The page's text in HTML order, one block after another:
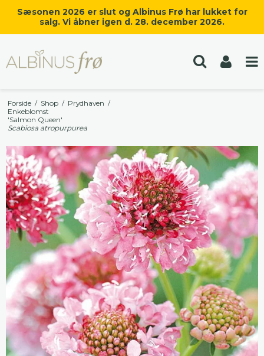
Sæsonen 2026 er slut og Albinus Frø har lukket for
salg. Vi åbner igen d. 28. december 2026.
Forside / Shop / Prydhaven /
Enkeblomst
'Salmon Queen'
Scabiosa atropurpurea